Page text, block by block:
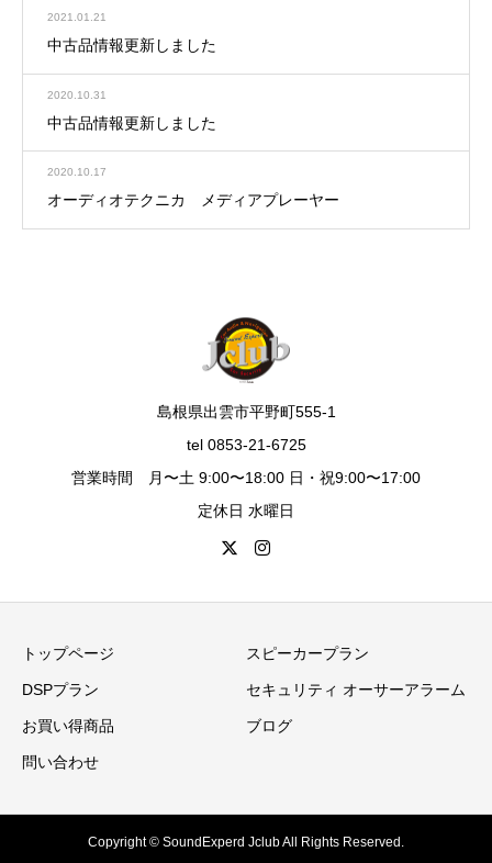
2021.01.21
中古品情報更新しました
2020.10.31
中古品情報更新しました
2020.10.17
オーディオテクニカ メディアプレーヤー
島根県出雲市平野町555-1
tel 0853-21-6725
営業時間 月〜土 9:00〜18:00 日・祝9:00〜17:00
定休日 水曜日
トップページ スピーカープラン
DSPプラン セキュリティ オーサーアラーム
お買い得商品 ブログ
問い合わせ
Copyright © SoundExperd Jclub All Rights Reserved.